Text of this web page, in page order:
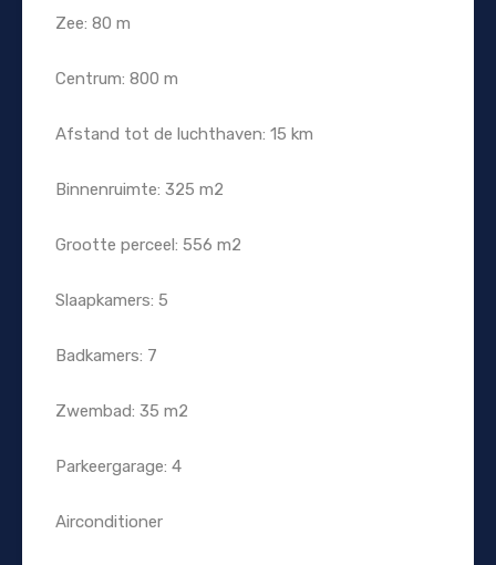
Zee: 80 m
Centrum: 800 m
Afstand tot de luchthaven: 15 km
Binnenruimte: 325 m2
Grootte perceel: 556 m2
Slaapkamers: 5
Badkamers: 7
Zwembad: 35 m2
Parkeergarage: 4
Airconditioner